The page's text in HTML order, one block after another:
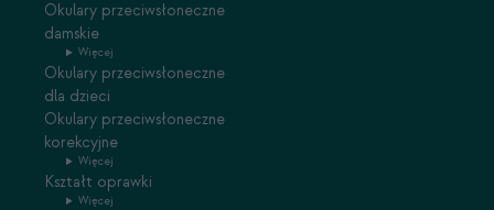
Okulary przeciwsłoneczne
damskie
Więcej
Okulary przeciwsłoneczne
dla dzieci
Okulary przeciwsłoneczne
korekcyjne
Więcej
Kształt oprawki
Więcej